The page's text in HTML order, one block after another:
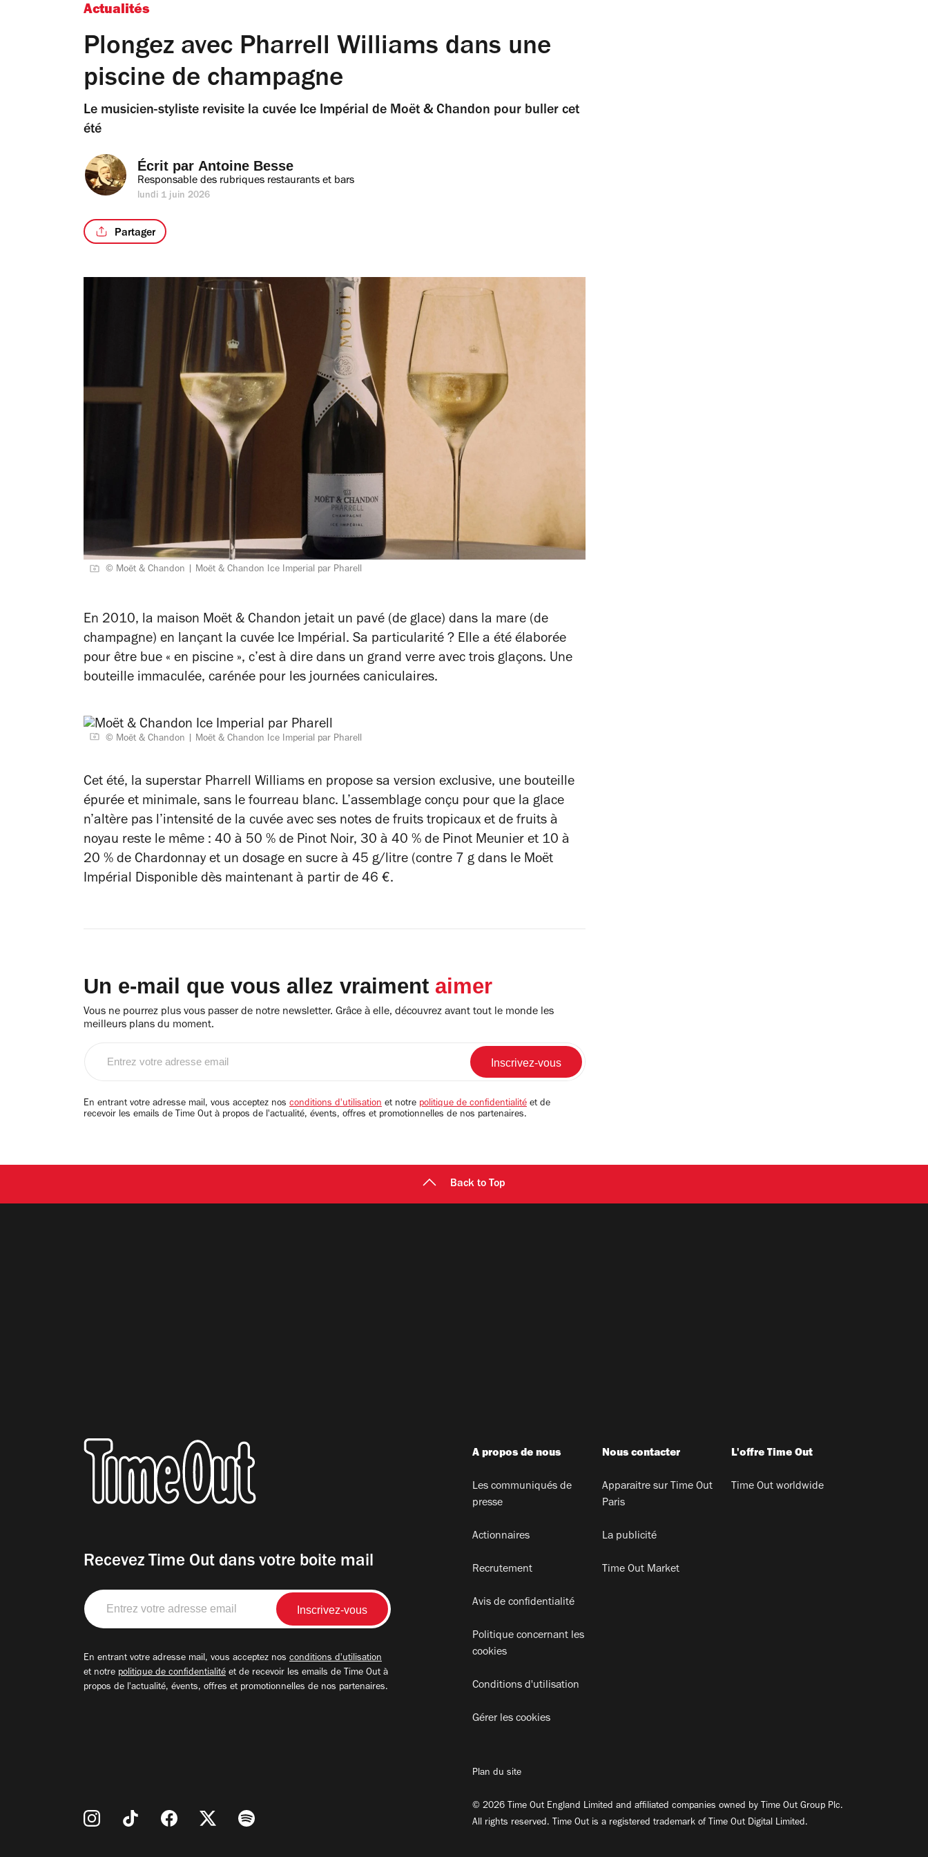
Actualités
Plongez avec Pharrell Williams dans une
piscine de champagne
Le musicien-styliste revisite la cuvée Ice Impérial de Moët & Chandon pour buller cet
été
Écrit par Antoine Besse
Responsable des rubriques restaurants et bars
lundi 1 juin 2026
Partager
© Moët & Chandon | Moët & Chandon Ice Imperial par Pharell
En 2010, la maison Moët & Chandon jetait un pavé (de glace) dans la mare (de
champagne) en lançant la cuvée Ice Impérial. Sa particularité ? Elle a été élaborée
pour être bue « en piscine », c’est à dire dans un grand verre avec trois glaçons. Une
bouteille immaculée, carénée pour les journées caniculaires.
© Moët & Chandon Moët & Chandon Ice Imperial par Pharell
Cet été, la superstar Pharrell Williams en propose sa version exclusive, une bouteille
épurée et minimale, sans le fourreau blanc. L’assemblage conçu pour que la glace
n’altère pas l’intensité de la cuvée avec ses notes de fruits tropicaux et de fruits à
noyau reste le même : 40 à 50 % de Pinot Noir, 30 à 40 % de Pinot Meunier et 10 à
20 % de Chardonnay et un dosage en sucre à 45 g/litre (contre 7 g dans le Moët
Impérial Disponible dès maintenant à partir de 46 €.
Un e-mail que vous allez vraiment aimer
Vous ne pourrez plus vous passer de notre newsletter. Grâce à elle, découvrez avant tout le monde les
meilleurs plans du moment.
email
En entrant votre adresse mail, vous acceptez nos conditions d'utilisation et notre politique de confidentialité et de
recevoir les emails de Time Out à propos de l'actualité, évents, offres et promotionnelles de nos partenaires.
Back to Top
Recevez Time Out dans votre boite mail
Entrez
votre
adresse
En entrant votre adresse mail, vous acceptez nos conditions d'utilisation
et notre politique de confidentialité et de recevoir les emails de Time Out à
propos de l'actualité, évents, offres et promotionnelles de nos partenaires.
A propos de nous
Les communiqués de
presse
Actionnaires
Recrutement
Avis de confidentialité
Politique concernant les
cookies
Conditions d'utilisation
Gérer les cookies
Nous contacter
Apparaitre sur Time Out
Paris
La publicité
Time Out Market
L'offre Time Out
Time Out worldwide
Plan du site
© 2026 Time Out England Limited and affiliated companies owned by Time Out Group Plc.
All rights reserved. Time Out is a registered trademark of Time Out Digital Limited.